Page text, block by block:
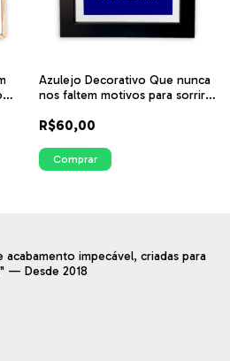
Azulejo Decorativo Que nunca
nos faltem motivos para sorrir -
Vermelho | ITsLEJO
R$60,00
Comprar
impecável, criadas para
— Desde 2018